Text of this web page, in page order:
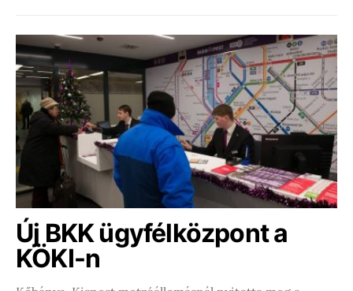
Új BKK ügyfélközpont a
KÖKI-n